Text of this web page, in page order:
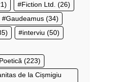
Fiction Ltd. (26)
Gaudeamus (34)
interviu (50)
(223)
de la Cișmigiu